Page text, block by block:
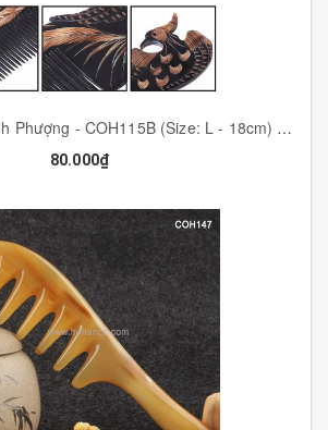
Lược sừng đen hình Phượng - COH115B (Size: L - 18cm) Quà tặng rất đẹp - Horn Comb of HAHANCO - Chăm sóc tóc
80.000₫